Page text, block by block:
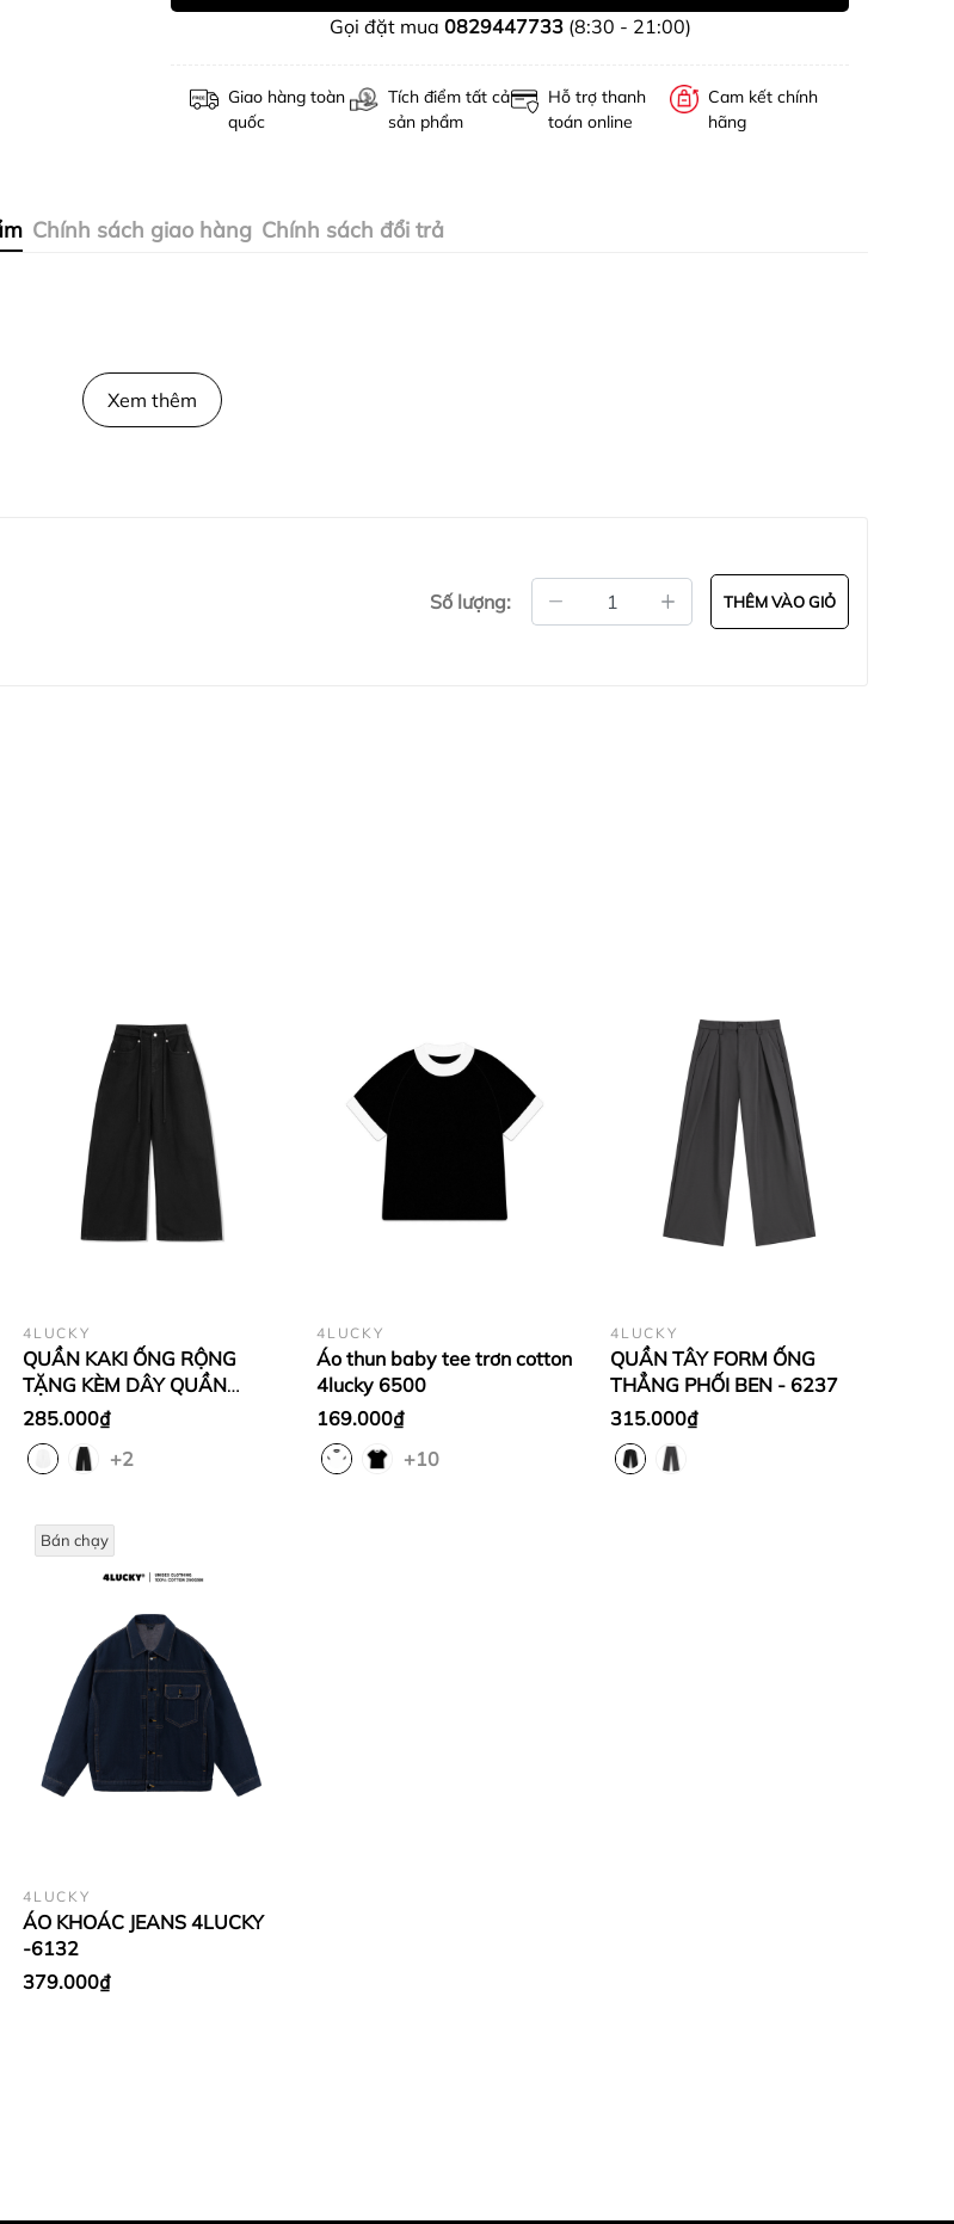
Gọi đặt mua 0829447733(8:30 - 21:00)
Giao hàng toàn
quốc
Tích điểm tất cả
sản phẩm
Hỗ trợ thanh
toán online
Cam kết chính
hãng
Chính sách giao hàng Chính sách đổi trả
Xem thêm
Số lượng: THÊM VÀO GIỎ
4LUCKY
QUẦN KAKI ỐNG RỘNG
TẶNG KÈM DÂY QUẦN
UNISEX - 6221
285.000₫
+2
4LUCKY
Áo thun baby tee trơn cotton
4lucky 6500
169.000₫
+10
4LUCKY
QUẦN TÂY FORM ỐNG
THẲNG PHỐI BEN - 6237
315.000₫
Bán chạy
4LUCKY
ÁO KHOÁC JEANS 4LUCKY
-6132
379.000₫